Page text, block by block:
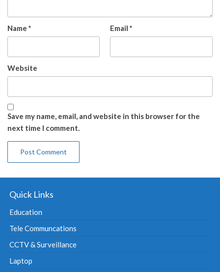
Name * Email *
Website
Save my name, email, and website in this browser for the
next time I comment.
Quick Links
Education
Tele Communcations
CCTV & Surveillance
Laptop